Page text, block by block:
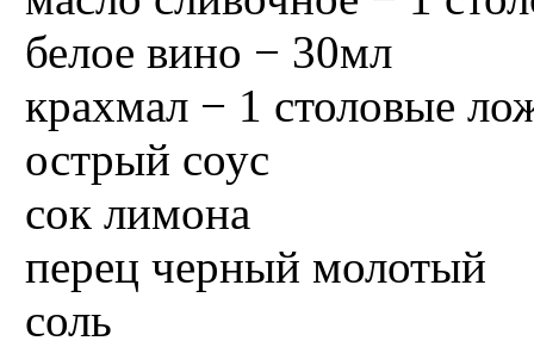
белое вино − 30мл
крахмал − 1 столовые
острый соус
сок лимона
перец черный молотый
соль